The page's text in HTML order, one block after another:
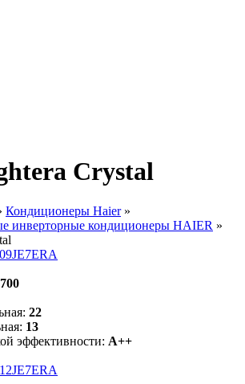
Crystal
Кондиционеры Haier »
инверторные кондиционеры HAIER »
22
13
эффективности: A++